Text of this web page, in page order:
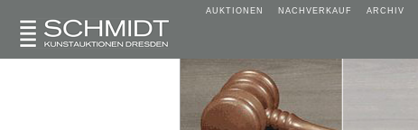
AUKTIONEN NACHVERKAUF ARCHIV